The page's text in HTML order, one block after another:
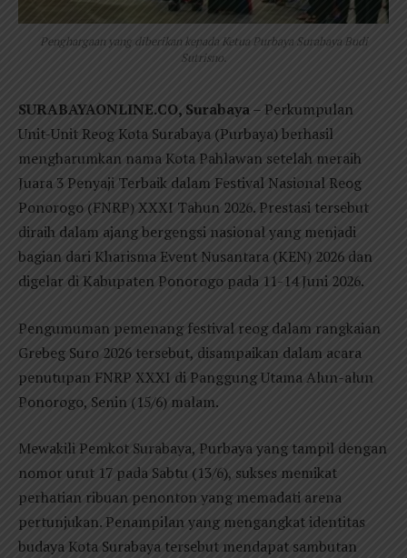
Penghargaan yang diberikan kepada Ketua Purbaya Surabaya Budi
Sutrisno.
SURABAYAONLINE.CO, Surabaya– Perkumpulan
Unit-Unit Reog Kota Surabaya (Purbaya) berhasil
mengharumkan nama Kota Pahlawan setelah meraih
Juara 3 Penyaji Terbaik dalam Festival Nasional Reog
Ponorogo (FNRP) XXXI Tahun 2026. Prestasi tersebut
diraih dalam ajang bergengsi nasional yang menjadi
bagian dari Kharisma Event Nusantara (KEN) 2026 dan
digelar di Kabupaten Ponorogo pada 11-14 Juni 2026.
Pengumuman pemenang festival reog dalam rangkaian
Grebeg Suro 2026 tersebut, disampaikan dalam acara
penutupan FNRP XXXI di Panggung Utama Alun-alun
Ponorogo, Senin (15/6) malam.
Mewakili Pemkot Surabaya, Purbaya yang tampil dengan
nomor urut 17 pada Sabtu (13/6), sukses memikat
perhatian ribuan penonton yang memadati arena
pertunjukan. Penampilan yang mengangkat identitas
budaya Kota Surabaya tersebut mendapat sambutan